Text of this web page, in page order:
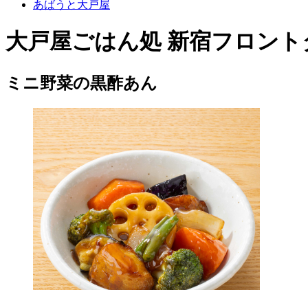
あばうと大戸屋
大戸屋ごはん処 新宿フロン
ミニ野菜の黒酢あん